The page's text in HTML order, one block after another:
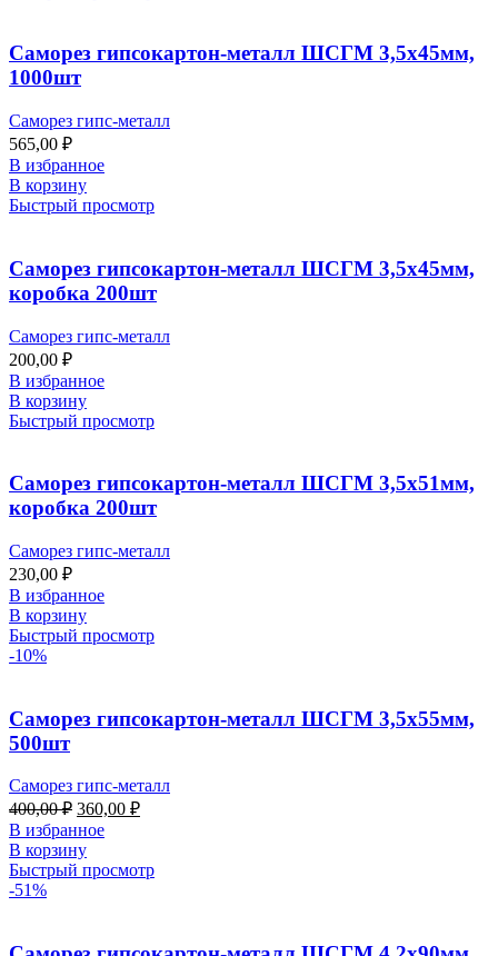
Саморез гипсокартон-металл ШСГМ 3,5х45мм,
1000шт
Саморез гипс-металл
565,00 ₽
В избранное
В корзину
Быстрый просмотр
Саморез гипсокартон-металл ШСГМ 3,5х45мм,
коробка 200шт
Саморез гипс-металл
200,00 ₽
В избранное
В корзину
Быстрый просмотр
Саморез гипсокартон-металл ШСГМ 3,5х51мм,
коробка 200шт
Саморез гипс-металл
230,00 ₽
В избранное
В корзину
Быстрый просмотр
-10%
Саморез гипсокартон-металл ШСГМ 3,5х55мм,
500шт
Саморез гипс-металл
400,00₽ Первоначальная
цена
составляла
400,00 ₽.
360,00 ₽Текущая
В избранное
В корзину
Быстрый просмотр
-51%